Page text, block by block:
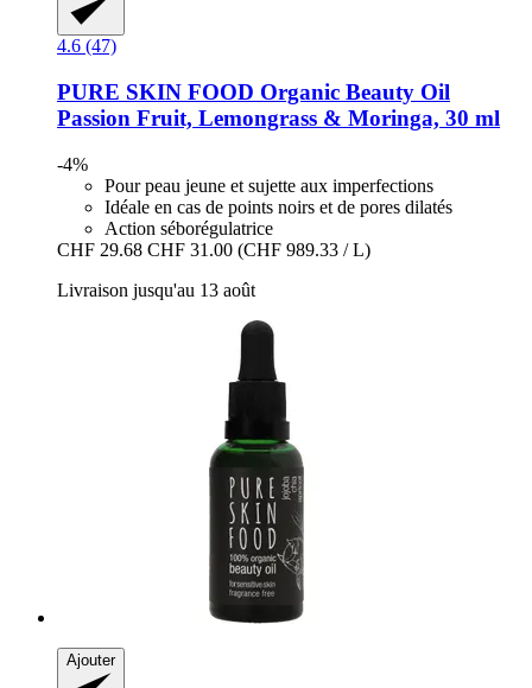
4.6 (47)
PURE SKIN FOOD Organic Beauty Oil
Passion Fruit, Lemongrass & Moringa, 30 ml
-4%
Pour peau jeune et sujette aux imperfections
Idéale en cas de points noirs et de pores dilatés
Action séborégulatrice
CHF 29.68 CHF 31.00 (CHF 989.33 / L)
Livraison jusqu'au 13 août
Ajouter